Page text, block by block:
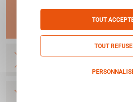
En savoir
CARA BERETTA BRX1
TOUT
TOUT